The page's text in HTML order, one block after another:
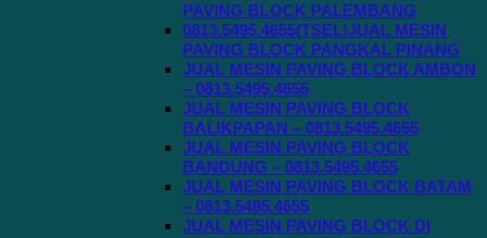
PAVING BLOCK PALEMBANG
0813.5495.4655(TSEL)JUAL MESIN
PAVING BLOCK PANGKAL PINANG
JUAL MESIN PAVING BLOCK AMBON
– 0813.5495.4655
JUAL MESIN PAVING BLOCK
BALIKPAPAN – 0813.5495.4655
JUAL MESIN PAVING BLOCK
BANDUNG – 0813.5495.4655
JUAL MESIN PAVING BLOCK BATAM
– 0813.5495.4655
JUAL MESIN PAVING BLOCK DI